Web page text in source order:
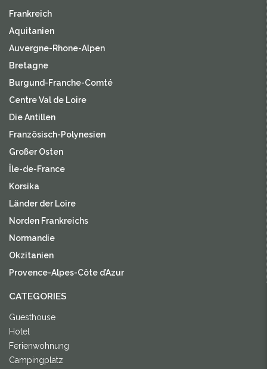
Frankreich
Aquitanien
Auvergne-Rhone-Alpen
Bretagne
Burgund-Franche-Comté
Centre Val de Loire
Die Antillen
Französisch-Polynesien
Großer Osten
Île-de-France
Korsika
Länder der Loire
Norden Frankreichs
Normandie
Okzitanien
Provence-Alpes-Côte d’Azur
CATEGORIES
Guesthouse
Hotel
Ferienwohnung
Campingplatz